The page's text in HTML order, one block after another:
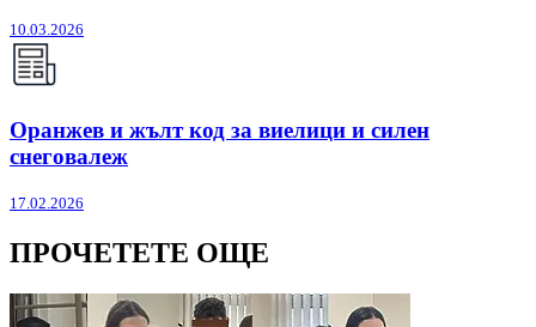
10.03.2026
Оранжев и жълт код за виелици и силен
снеговалеж
17.02.2026
ПРОЧЕТЕТЕ ОЩЕ